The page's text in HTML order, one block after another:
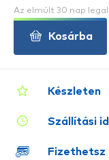
Készleten
Szállítási
Fizethetsz
Az elmúlt 30 nap
Kosárba